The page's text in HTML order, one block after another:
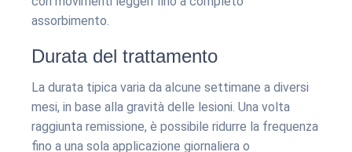
assorbimento.
Durata del trattamento
La durata tipica varia da alcune settimane a diversi
mesi, in base alla gravità delle lesioni. Una volta
raggiunta remissione, è possibile ridurre la frequenza
fino a una sola applicazione giornaliera o